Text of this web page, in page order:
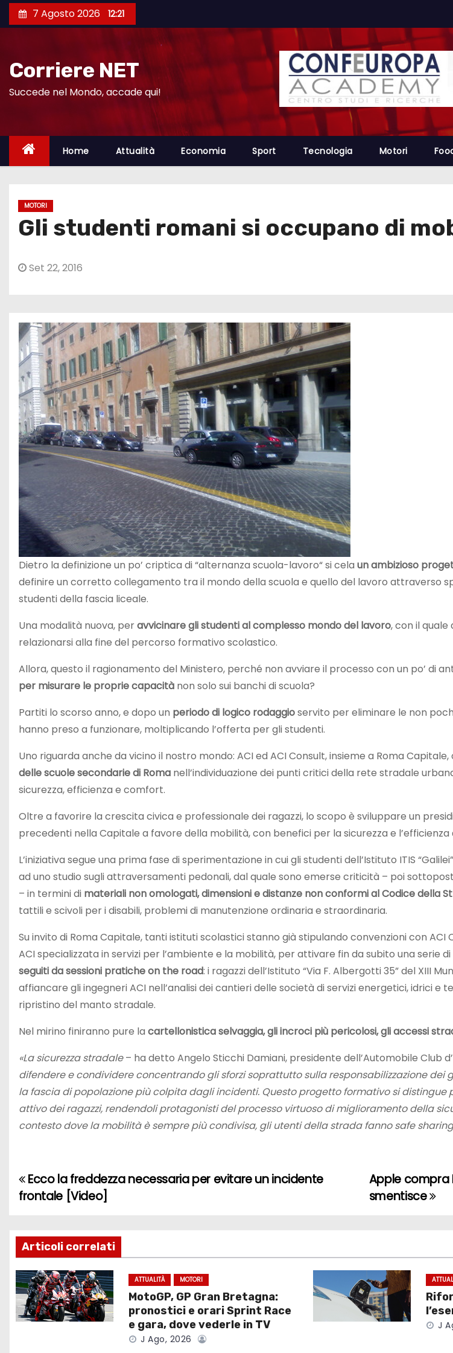
a
7 Agosto 2026 12:21
Corriere NET
Succede nel Mondo, accade qui!
Home Attualità Economia Sport Tecnologia Motori
MOTORI
Gli studenti romani si occupano di
Set 22, 2016
Dietro la definizione un po’ criptica di “alternanza scuola-lavoro“ si cela un ambizioso
definire un corretto collegamento tra il mondo della scuola e quello del lavoro attraverso
studenti della fascia liceale.
Una modalità nuova, peravvicinare gli studenti al complesso mondo del lavoro, con il
relazionarsi alla fine del percorso formativo scolastico.
Allora, questo il ragionamento del Ministero, perché non avviare il processo con un po’ di
per misurare le proprie capacità non solo sui banchi di scuola?
Partiti lo scorso anno, e dopo un periodo di logico rodaggioservito per eliminare le non
hanno preso a funzionare, moltiplicando l’offerta per gli studenti.
Uno riguarda anche da vicino il nostro mondo: ACI ed ACI Consult, insieme a Roma
delle scuole secondarie di Roma nell’individuazione dei punti critici della rete stradale
sicurezza, efficienza e comfort.
Oltre a favorire la crescita civica e professionale dei ragazzi, lo scopo è sviluppare un
precedenti nella Capitale a favore della mobilità, con benefici per la sicurezza e
L’iniziativa segue una prima fase di sperimentazione in cui gli studenti dell’Istituto ITIS
ad uno studio sugli attraversamenti pedonali, dal quale sono emerse criticità – poi
– in termini di materiali non omologati, dimensioni e distanze non conformi al Codice della
tattili e scivoli per i disabili, problemi di manutenzione ordinaria e straordinaria.
Su invito di Roma Capitale, tanti istituti scolastici stanno già stipulando convenzioni con ACI
ACI specializzata in servizi per l’ambiente e la mobilità, per attivare fin da subito una serie di
seguiti da sessioni pratiche on the road: i ragazzi dell’Istituto “Via F. Albergotti 35” del XIII
affiancare gli ingegneri ACI nell’analisi dei cantieri delle società di servizi energetici, idrici e
ripristino del manto stradale.
Nel mirino finiranno pure la cartellonistica selvaggia, gli incroci più pericolosi, gli accessi
«La sicurezza stradale– ha detto Angelo Sticchi Damiani, presidente dell’Automobile Club
difendere e condividere concentrando gli sforzi soprattutto sulla responsabilizzazione dei
la fascia di popolazione più colpita dagli incidenti. Questo progetto formativo si distingue
attivo dei ragazzi, rendendoli protagonisti del processo virtuoso di miglioramento della
contesto dove la mobilità è sempre più condivisa, gli utenti della strada fanno safe
N
v
i
g
a
Apple compra
smentisce
Ecco la freddezza necessaria per evitare un incidente
frontale [Video]
Articoli correlati
ATTUALITÀ MOTORI
MotoGP, GP Gran Bretagna:
pronostici e orari Sprint Race
e gara, dove vederle in TV
J Ago, 2026
J